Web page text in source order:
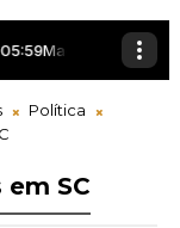
Política
SC